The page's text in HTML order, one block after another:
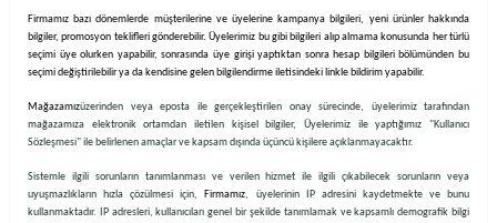
Firmamız bazı dönemlerde müşterilerine ve üyelerine kampanya bilgileri, yeni ürünler hakkında
bilgiler, promosyon teklifleri gönderebilir. Üyelerimiz bu gibi bilgileri alıp almama konusunda her türlü
seçimi üye olurken yapabilir, sonrasında üye girişi yaptıktan sonra hesap bilgileri bölümünden bu
seçimi değiştirilebilir ya da kendisine gelen bilgilendirme iletisindeki linkle bildirim yapabilir.
Mağazamızüzerinden veya eposta ile gerçekleştirilen onay sürecinde, üyelerimiz tarafından
mağazamıza elektronik ortamdan iletilen kişisel bilgiler, Üyelerimiz ile yaptığımız "Kullanıcı
Sözleşmesi" ile belirlenen amaçlar ve kapsam dışında üçüncü kişilere açıklanmayacaktır.
Sistemle ilgili sorunların tanımlanması ve verilen hizmet ile ilgili çıkabilecek sorunların veya
uyuşmazlıkların hızla çözülmesi için, Firmamız, üyelerinin IP adresini kaydetmekte ve bunu
kullanmaktadır. IP adresleri, kullanıcıları genel bir şekilde tanımlamak ve kapsamlı demografik bilgi